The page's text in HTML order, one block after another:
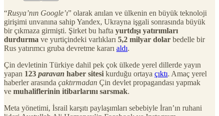
“Rusya’nın Google’ı” olarak anılan ve ülkenin en büyük teknoloji
girişimi unvanına sahip Yandex, Ukrayna işgali sonrasında büyük
bir çıkmaza girmişti. Şirket bu hafta yurtdışı yatırımları
durdurma ve yurtiçindeki varlıkları 5,2 milyar dolar bedelle bir
Rus yatırımcı gruba devretme kararı aldı.
Çin devletinin Türkiye dahil pek çok ülkede yerel dillerde yayın
yapan 123 paravan haber sitesi kurduğu ortaya çıktı. Amaç yerel
haberler arasında çaktırmadan Çin devlet propagandası yapmak
ve muhaliflerinin itibarlarını sarsmak.
Meta yönetimi, İsrail karşıtı paylaşımları sebebiyle İran’ın ruhani